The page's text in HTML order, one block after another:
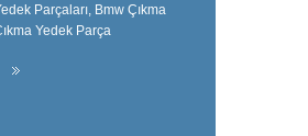
Parçaları, Bmw Çıkma
Yedek Parça